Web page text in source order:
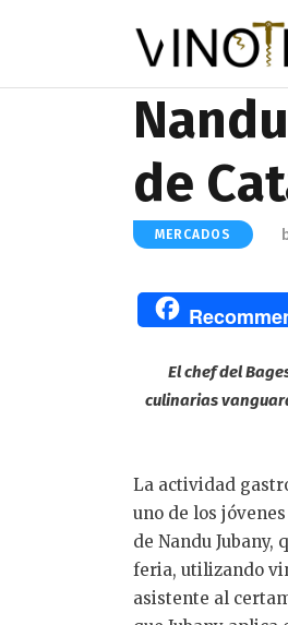
de
MERCADOS
El chef del
culinarias
La actividad
uno de los
de Nandu
feria, utilizando
asistente al